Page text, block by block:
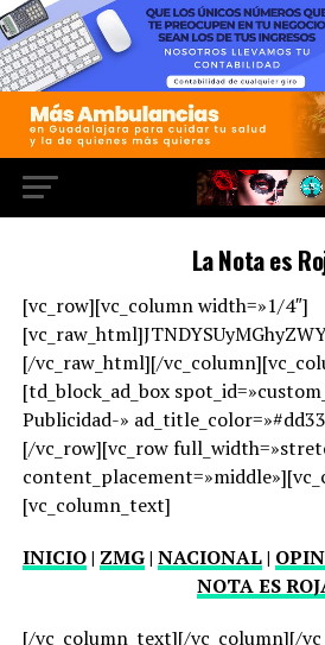
La Nota es
[vc_row][vc_column width=»1/4″]
[/vc_raw_html][/
[td_block_ad_box
Publicidad-»
[/vc_row][vc_row
[vc_column_text]
INICIO| ZMG| NACIONAL|
NOTA ES
[/vc_column_text][/vc_column][/